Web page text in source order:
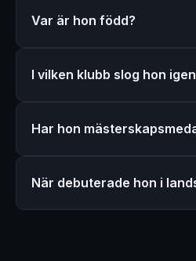
Var är hon född?
I vilken klubb slog hon
Har hon
När debuterade hon i